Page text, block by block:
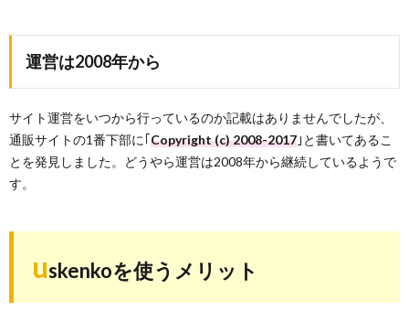
運営は2008年から
サイト運営をいつから行っているのか記載はありませんでしたが、
通販サイトの1番下部に｢Copyright (c) 2008-2017 ｣と書いてあるこ
とを発見しました。どうやら運営は2008年から継続しているようで
す。
uskenkoを使うメリット